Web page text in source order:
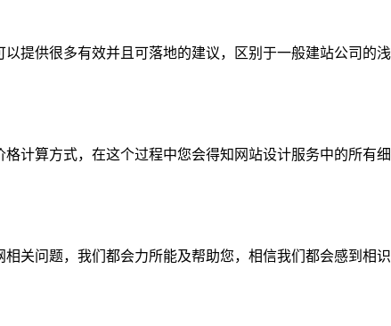
提供很多有效并且可落地的建议，区别于一般建站公司的
计算方式，在这个过程中您会得知网站设计服务中的所有
关问题，我们都会力所能及帮助您，相信我们都会感到相